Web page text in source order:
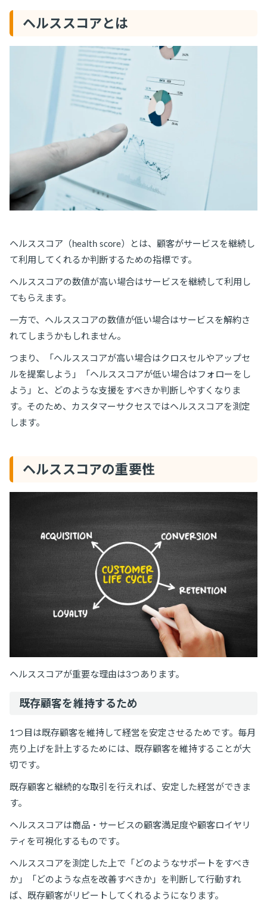
ヘルススコアとは
ヘルススコア（health score）とは、顧客がサービスを継続し
て利用してくれるか判断するための指標です。
ヘルススコアの数値が高い場合はサービスを継続して利用し
てもらえます。
一方で、ヘルススコアの数値が低い場合はサービスを解約さ
れてしまうかもしれません。
つまり、「ヘルススコアが高い場合はクロスセルやアップセ
ルを提案しよう」「ヘルススコアが低い場合はフォローをし
よう」と、どのような支援をすべきか判断しやすくなりま
す。そのため、カスタマーサクセスではヘルススコアを測定
します。
ヘルススコアの重要性
ヘルススコアが重要な理由は3つあります。
既存顧客を維持するため
1つ目は既存顧客を維持して経営を安定させるためです。毎月
売り上げを計上するためには、既存顧客を維持することが大
切です。
既存顧客と継続的な取引を行えれば、安定した経営ができま
す。
ヘルススコアは商品・サービスの顧客満足度や顧客ロイヤリ
ティを可視化するものです。
ヘルススコアを測定した上で「どのようなサポートをすべき
か」「どのような点を改善すべきか」を判断して行動すれ
ば、既存顧客がリピートしてくれるようになります。